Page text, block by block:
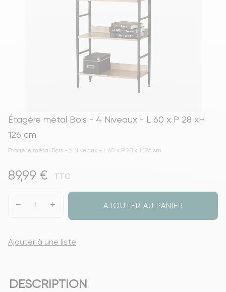
Étagère métal Bois - 4 Niveaux - L 60 x P 28 xH
126 cm
Étagère métal Bois - 4 Niveaux - L 60 x P 28 xH 126 cm
89,99 € TTC
AJOUTER AU PANIER
Ajouter à une liste
DESCRIPTION